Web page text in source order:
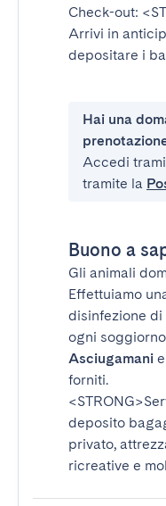
Check-out:
Arrivi in
depositare i
Hai una
Accedi
tramite la
Buono a
Gli animali
Effettuiamo
disinfezione
ogni
Asciugamani
forniti.
deposito
privato,
ricreative e